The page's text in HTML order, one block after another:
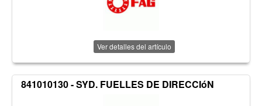
Ver detalles del artículo
841010130 - SYD. FUELLES DE DIRECCIóN